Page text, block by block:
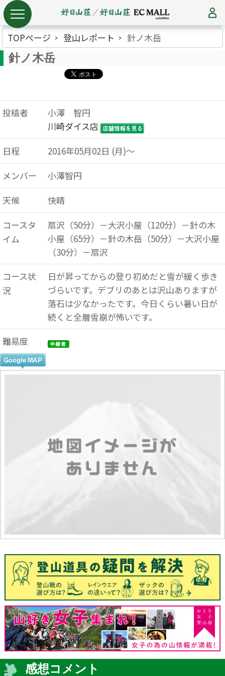
TOPページ 登山レポート 針ノ木岳
針ノ木岳
投稿者
小澤 智円
川崎ダイス店
日程
2016年05月02日 (月)～
メンバー
小澤智円
天候
快晴
コースタ
イム
扇沢（50分）－大沢小屋（120分）－針の木
小屋（65分）－針の木岳（50分）－大沢小屋
（30分）－扇沢
コース状
況
日が昇ってからの登り初めだと雪が緩く歩き
づらいです。デブリのあとは沢山ありますが
落石は少なかったです。今日くらい暑い日が
続くと全層雪崩が怖いです。
難易度
感想コメント